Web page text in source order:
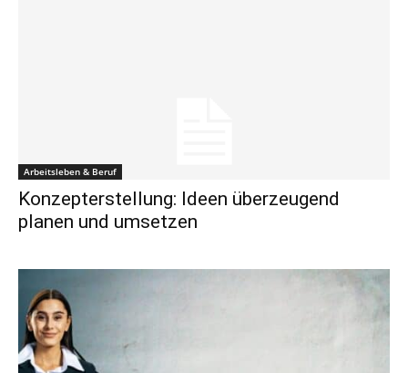
Arbeitsleben & Beruf
Konzepterstellung: Ideen überzeugend
planen und umsetzen